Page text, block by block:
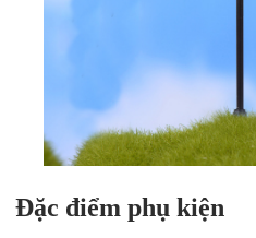
Đặc điểm phụ kiện